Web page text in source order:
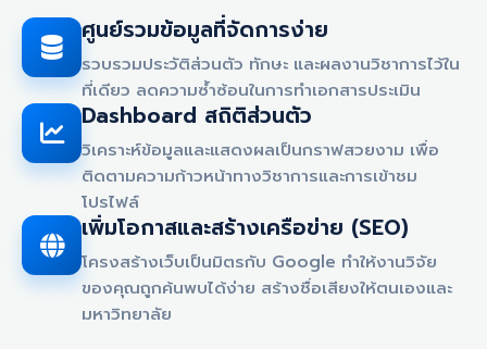
ศูนย์รวมข้อมูลที่จัดการง่าย
รวบรวมประวัติส่วนตัว ทักษะ และผลงานวิชาการไว้ใน
ที่เดียว ลดความซ้ำซ้อนในการทำเอกสารประเมิน
Dashboard สถิติส่วนตัว
วิเคราะห์ข้อมูลและแสดงผลเป็นกราฟสวยงาม เพื่อ
ติดตามความก้าวหน้าทางวิชาการและการเข้าชม
โปรไฟล์
เพิ่มโอกาสและสร้างเครือข่าย (SEO)
โครงสร้างเว็บเป็นมิตรกับ Google ทำให้งานวิจัย
ของคุณถูกค้นพบได้ง่าย สร้างชื่อเสียงให้ตนเองและ
มหาวิทยาลัย